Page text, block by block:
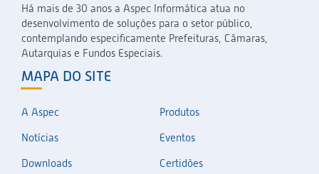
Há mais de 30 anos a Aspec Informática atua no
desenvolvimento de soluções para o setor público,
contemplando especificamente Prefeituras, Câmaras,
Autarquias e Fundos Especiais.
MAPA DO SITE
A Aspec
Produtos
Notícias
Eventos
Downloads
Certidões